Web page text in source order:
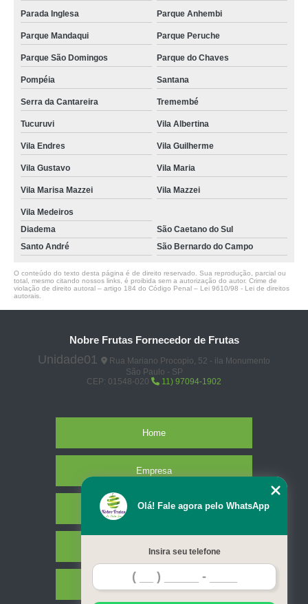
Parada Inglesa Parque Anhembi
Parque Mandaqui Parque Peruche
Parque São Domingos Parque do Chaves
Pompéia Santana
Serra da Cantareira Tremembé
Tucuruvi Vila Albertina
Vila Endres Vila Guilherme
Vila Gustavo Vila Maria
Vila Marisa Mazzei Vila Mazzei
Vila Medeiros
Diadema
São Caetano do Sul
Santo André
São Bernardo do Campo
O conteúdo do texto desta página é de direito reservado. Sua reprodução, parcial ou
total, mesmo citando nossos links, é proibida sem a autorização do autor. Crime de
violação de direito autoral – artigo 184 do Código Penal – Lei 9610/98 - Lei de direitos
autorais
Nobre Frutas Fornecedor de Frutas
Unidade01
Rua Mariano Procopio, 52 - ila Monumento
São Paulo - SP
CEP: 01548-020
11) 97094-1902
Home
Empresa
Missão
Serviços
Contato
Olá! Fale agora pelo WhatsApp
Insira seu telefone